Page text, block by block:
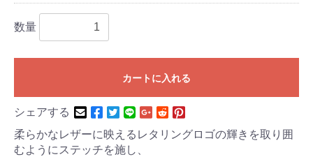
数量
カートに入れる
シェアする
柔らかなレザーに映えるレタリングロゴの輝きを取り囲
むようにステッチを施し、